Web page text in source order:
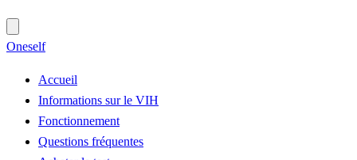
Oneself
Accueil
Informations sur le VIH
Fonctionnement
Questions fréquentes